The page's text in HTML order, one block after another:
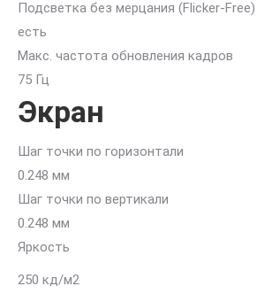
Подсветка без мерцания (Flicker-Free)
есть
Макс. частота обновления кадров
75 Гц
Экран
Шаг точки по горизонтали
0.248 мм
Шаг точки по вертикали
0.248 мм
Яркость
250 кд/м2